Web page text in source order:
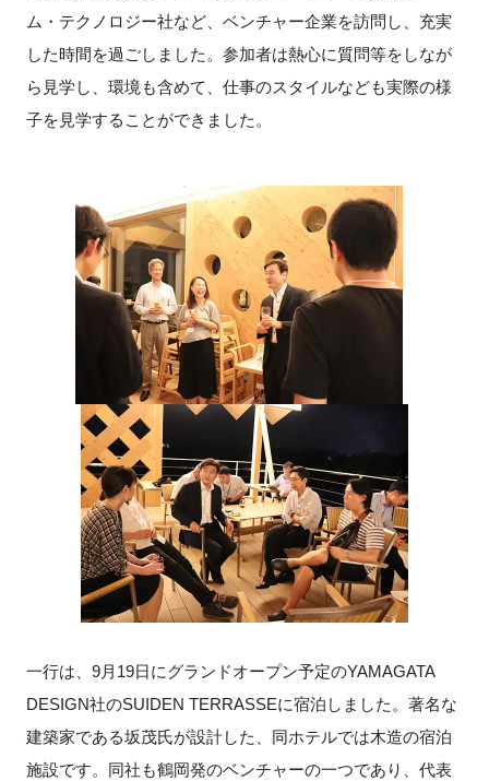
ム・テクノロジー社など、ベンチャー企業を訪問し、充実
した時間を過ごしました。参加者は熱心に質問等をしなが
ら見学し、環境も含めて、仕事のスタイルなども実際の様
子を見学することができました。
一行は、9月19日にグランドオープン予定のYAMAGATA
DESIGN社のSUIDEN TERRASSEに宿泊しました。著名な
建築家である坂茂氏が設計した、同ホテルでは木造の宿泊
施設です。同社も鶴岡発のベンチャーの一つであり、代表